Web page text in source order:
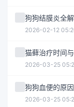
狗狗结膜炎全
2026-02-12
猫藓治疗时间
2026-03-25
狗狗血便的原
2026-03-25